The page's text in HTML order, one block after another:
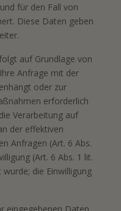
für den Fall von
Diese Daten geben
auf Grundlage von
Anfrage mit der
oder zur
erforderlich
Verarbeitung auf
der effektiven
Anfragen (Art. 6 Abs.
(Art. 6 Abs. 1 lit.
die Einwilligung
eingegebenen Daten